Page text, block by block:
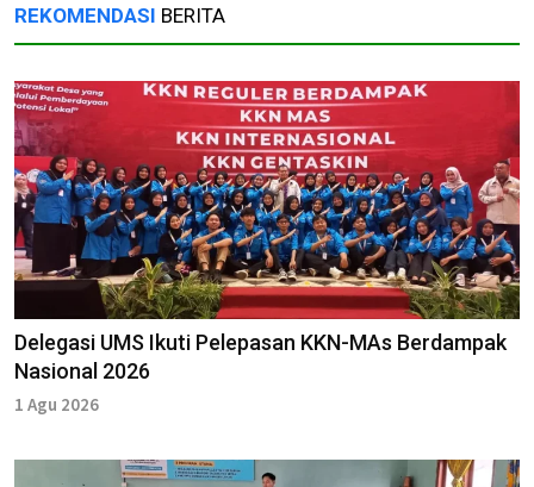
REKOMENDASI BERITA
Delegasi UMS Ikuti Pelepasan KKN-MAs Berdampak
Nasional 2026
1 Agu 2026